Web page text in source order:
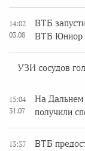
14:02
03.08
ВТБ
ВТБ Юниор
УЗИ сосудов
15:04
31.07
На Дальнем
получили
13:37
ВТБ